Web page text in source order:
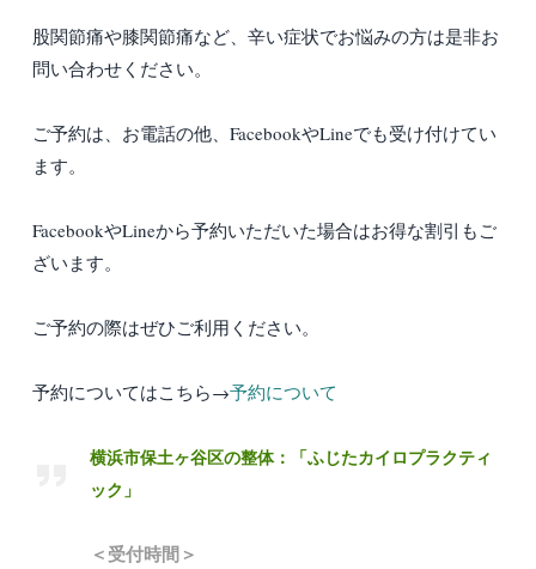
股関節痛や膝関節痛など、辛い症状でお悩みの方は是非お
問い合わせください。
ご予約は、お電話の他、FacebookやLineでも受け付けてい
ます。
FacebookやLineから予約いただいた場合はお得な割引もご
ざいます。
ご予約の際はぜひご利用ください。
予約についてはこちら→予約について
横浜市保土ヶ谷区の整体：「ふじたカイロプラクティ
ック」
＜受付時間＞